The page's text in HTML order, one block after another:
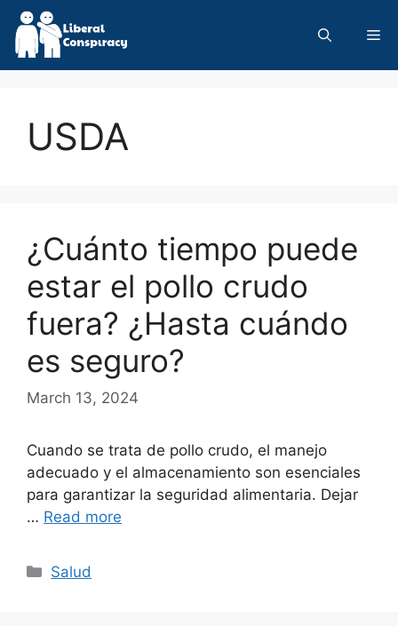
Skip
content
USDA
¿Cuánto tiempo puede
estar el pollo crudo
fuera? ¿Hasta cuándo
es seguro?
March 13, 2024
Cuando se trata de pollo crudo, el manejo
adecuado y el almacenamiento son esenciales
para garantizar la seguridad alimentaria. Dejar
… Read more
Categories
Salud